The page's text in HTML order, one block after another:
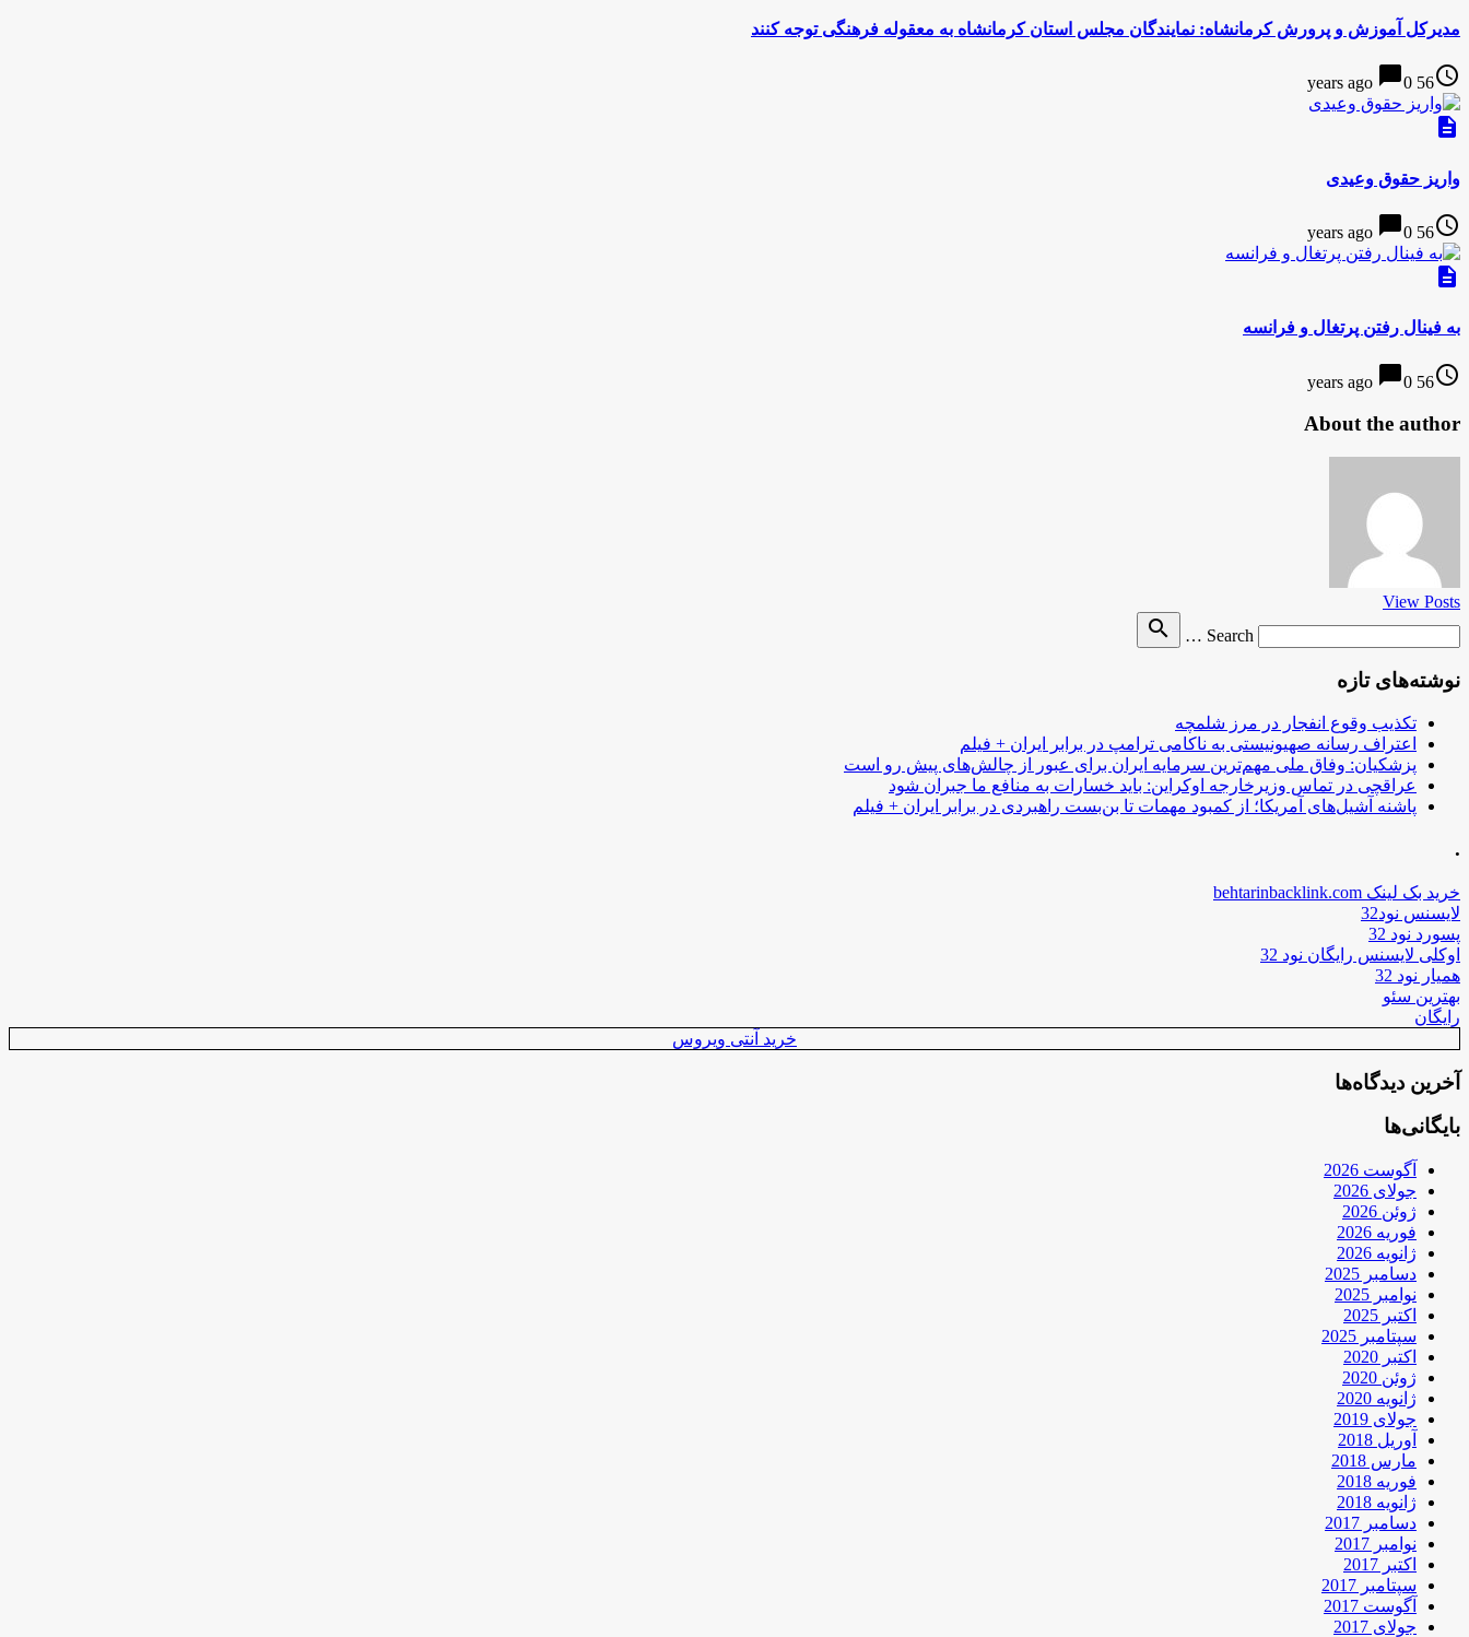
مدیرکل آموزش و پرورش کرمانشاه: نمایندگان مجلس استان کرمانشاه به معقوله فرهنگی توجه کنند
access_time
56 years ago
chat_bubble0
description
واریز حقوق وعیدی
access_time
56 years ago
chat_bubble0
description
به فینال رفتن پرتغال و فرانسه
access_time
56 years ago
chat_bubble0
About the author
View Posts
Search …
search
نوشته‌های تازه
تکذیب وقوع انفجار در مرز شلمچه
اعتراف رسانه صهیونیستی به ناکامی ترامپ در برابر ایران + فیلم
پزشکیان: وفاق ملی مهم‌ترین سرمایه ایران برای عبور از چالش‌های پیش رو است
عراقچی در تماس وزیرخارجه اوکراین: باید خسارات به منافع ما جبران شود
پاشنه آشیل‌های آمریکا؛ از کمبود مهمات تا بن‌بست راهبردی در برابر ایران + فیلم
.
خرید بک لینک behtarinbacklink.com
لایسنس نود32
پسورد نود 32
اوکلی لایسنس رایگان نود 32
همیار نود 32
بهترین سئو
رایگان
خرید آنتی ویروس
آخرین دیدگاه‌ها
بایگانی‌ها
آگوست 2026
جولای 2026
ژوئن 2026
فوریه 2026
ژانویه 2026
دسامبر 2025
نوامبر 2025
اکتبر 2025
سپتامبر 2025
اکتبر 2020
ژوئن 2020
ژانویه 2020
جولای 2019
آوریل 2018
مارس 2018
فوریه 2018
ژانویه 2018
دسامبر 2017
نوامبر 2017
اکتبر 2017
سپتامبر 2017
آگوست 2017
جولای 2017